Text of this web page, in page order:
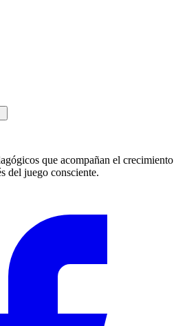
que acompañan el crecimiento
del juego consciente.